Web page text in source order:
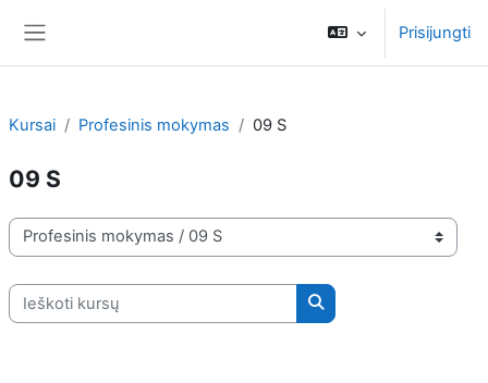
Prisijungti
Kursai Profesinis mokymas 09 S
09 S
Kursų kategorijos
Ieškoti kursų
Ieškoti kursų